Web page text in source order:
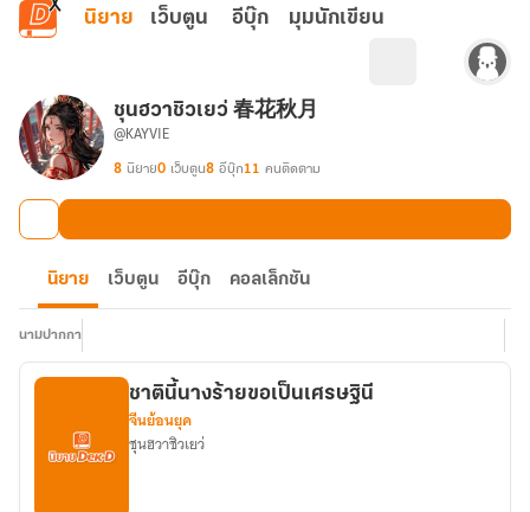
ข้ามไปยังเนื้อหาหลัก
นิยาย เว็บตูน อีบุ๊ก มุมนักเขียน
ชุนฮวาชิวเยว่ 春花秋月
@KAYVIE
8 นิยาย0 เว็บตูน8 อีบุ๊ก11 คนติดตาม
นิยาย เว็บตูน อีบุ๊ก คอลเล็กชัน
นามปากกา
ชาตินี้นางร้ายขอเป็นเศรษฐินี
จีนย้อนยุค
ชุนฮวาชิวเยว่